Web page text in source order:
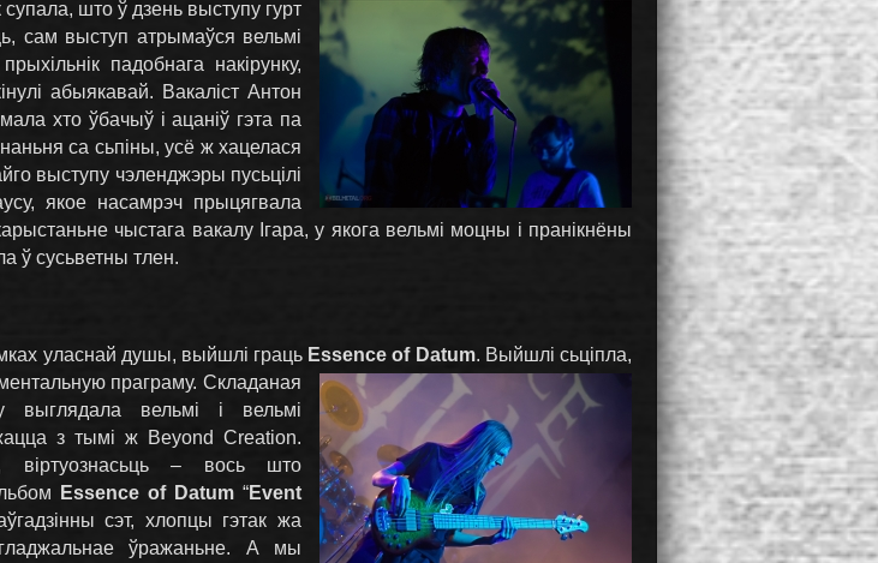
супала, што ў дзень выступу гурт
сам выступ атрымаўся вельмі
падобнага накірунку,
абыякавай. Вакаліст Антон
хто ўбачыў і ацаніў гэта па
са сьпіны, усё ж хацелася
выступу чэленджэры пусьцілі
якое насамрэч прыцягвала
чыстага вакалу Ігара, у якога вельмі моцны і пранікнёны
ў сусьветны тлен.
уласнай душы, выйшлі граць Essence оf Datum. Выйшлі сьціпла,
праграму. Складаная
выглядала вельмі і вельмі
з тымі ж Beyond Creation.
віртуознасьць – вось што
Essence of Datum “Event
сэт, хлопцы гэтак жа
ўражаньне. А мы